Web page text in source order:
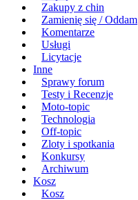
Zakupy z chin
Zamienię się / Oddam
Komentarze
Usługi
Licytacje
Inne
Sprawy forum
Testy i Recenzje
Moto-topic
Technologia
Off-topic
Zloty i spotkania
Konkursy
Archiwum
Kosz
Kosz